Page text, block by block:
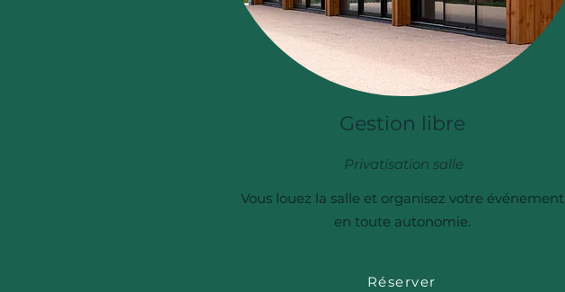
Vous louez la salle et organisez votre événement
en toute autonomie.
Gestion libre
Privatisation salle
Réserver